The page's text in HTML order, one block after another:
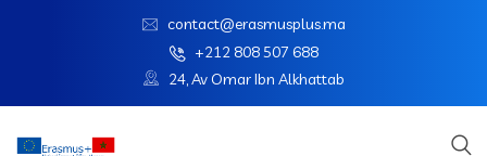
contact@erasmusplus.ma
+212 808 507 688
24, Av Omar Ibn Alkhattab